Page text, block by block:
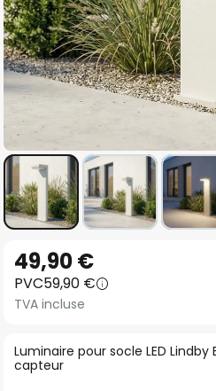
to
the
beginning
the
images
Luminaire pour socle LED
capteur
49,90 €
PVC59,90 €
TVA incluse